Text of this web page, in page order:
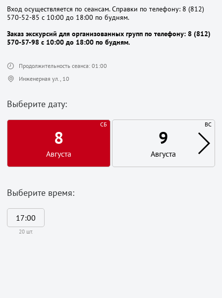
Вход осуществляется по сеансам. Справки по телефону: 8 (812)
570-52-85 с 10:00 до 18:00 по будням.
Заказ экскурсий для организованных групп по телефону: 8 (812)
570-57-98 с 10:00 до 18:00 по будням.
Продолжительность сеанса: 01:00
Инженерная ул., 10
Выберите дату:
СБ
8
Августа
ВС
9
Августа
Выберите время:
17:00
20 шт.